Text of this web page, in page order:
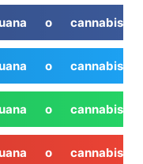
o cannabis
o cannabis
o cannabis
o cannabis